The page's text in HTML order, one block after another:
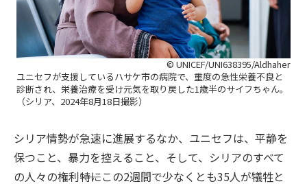
© UNICEF/UNI638395/Aldhaher
ユニセフが支援しているハサケ市の病院で、重度の急性栄養不良と
診断され、栄養治療を受け元気を取り戻した1歳半のサイフちゃん。
（シリア、2024年8月18日撮影）
シリア情勢が急速に進展するなか、ユニセフは、平静を
保つこと、暴力を控えること、そして、シリアのすべて
の人々の権利――特にこの2週間で少なくとも35人が犠牲と